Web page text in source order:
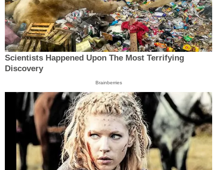
Scientists Happened Upon The Most Terrifying
Discovery
Brainberries